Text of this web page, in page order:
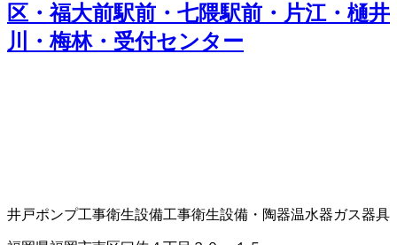
区・福大前駅前・七隈駅前・片江・樋井
川・梅林・受付センター
井戸ポンプ工事衛生設備工事衛生設備・陶器温水器ガス器具